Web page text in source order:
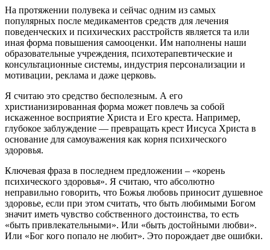
На протяжении полувека и сейчас одним из самых
популярных после медикаментов средств для лечения
поведенческих и психических расстройств является та или
иная форма повышения самооценки. Им наполнены наши
образовательные учреждения, психотерапевтические и
консультационные системы, индустрия персонализации и
мотивации, реклама и даже церковь.
Я считаю это средство бесполезным. А его
христианизированная форма может повлечь за собой
искаженное восприятие Христа и Его креста. Например,
глубокое заблуждение — превращать крест Иисуса Христа в
основание для самоуважения как корня психического
здоровья.
Ключевая фраза в последнем предложении – «корень
психического здоровья». Я считаю, что абсолютно
неправильно говорить, что Божья любовь приносит душевное
здоровье, если при этом считать, что быть любимыми Богом
значит иметь чувство собственного достоинства, то есть
«быть привлекательными». Или «быть достойными любви».
Или «Бог кого попало не любит». Это порождает две ошибки.